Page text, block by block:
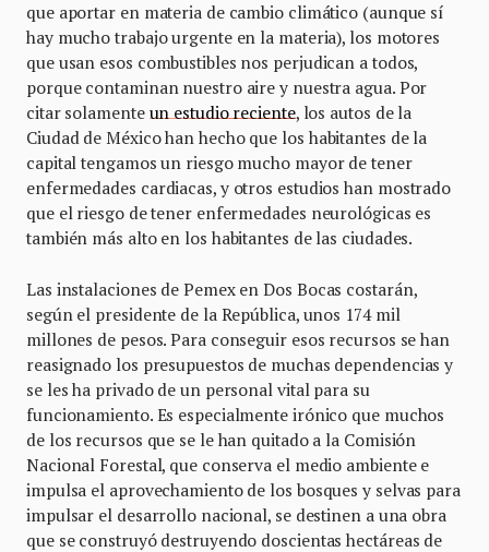
que aportar en materia de cambio climático (aunque sí
hay mucho trabajo urgente en la materia), los motores
que usan esos combustibles nos perjudican a todos,
porque contaminan nuestro aire y nuestra agua. Por
citar solamente un estudio reciente, los autos de la
Ciudad de México han hecho que los habitantes de la
capital tengamos un riesgo mucho mayor de tener
enfermedades cardiacas, y otros estudios han mostrado
que el riesgo de tener enfermedades neurológicas es
también más alto en los habitantes de las ciudades.
Las instalaciones de Pemex en Dos Bocas costarán,
según el presidente de la República, unos 174 mil
millones de pesos. Para conseguir esos recursos se han
reasignado los presupuestos de muchas dependencias y
se les ha privado de un personal vital para su
funcionamiento. Es especialmente irónico que muchos
de los recursos que se le han quitado a la Comisión
Nacional Forestal, que conserva el medio ambiente e
impulsa el aprovechamiento de los bosques y selvas para
impulsar el desarrollo nacional, se destinen a una obra
que se construyó destruyendo doscientas hectáreas de